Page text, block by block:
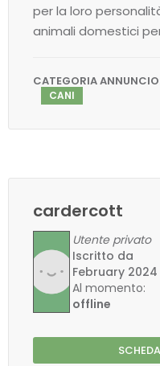
per la loro
animali domestici
CATEGORIA
CANI
cardercott
Utente privato
Iscritto da
February 2024
Al momento:
offline